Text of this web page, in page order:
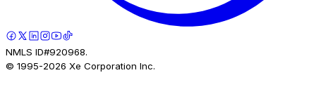
NMLS ID#920968.
© 1995-2026 Xe Corporation Inc.